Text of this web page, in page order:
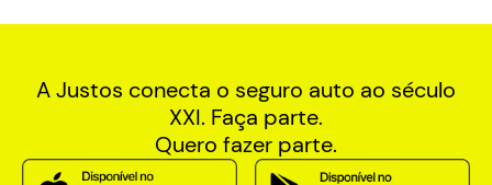
A Justos conecta o seguro auto ao século
XXI. Faça parte.
Quero fazer parte.